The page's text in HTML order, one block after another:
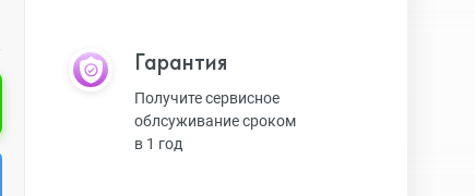
Гарантия
Получите сервисное
облсуживание сроком
в 1 год